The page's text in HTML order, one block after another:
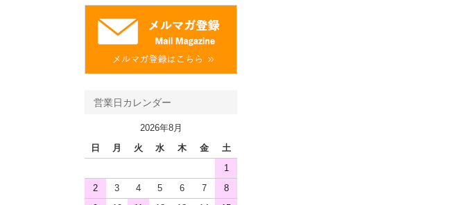
営業日カレンダー
2026年8月
日
月 火 水 木 金
土
1
2
3 4 5 6 7
8